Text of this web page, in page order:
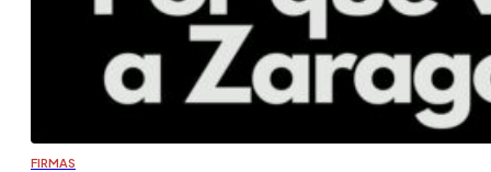
FIRMAS